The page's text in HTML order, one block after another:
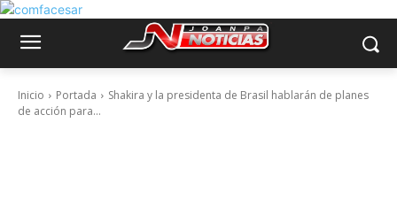
Inicio Portada
Shakira y la presidenta de Brasil hablarán de planes
de acción para...